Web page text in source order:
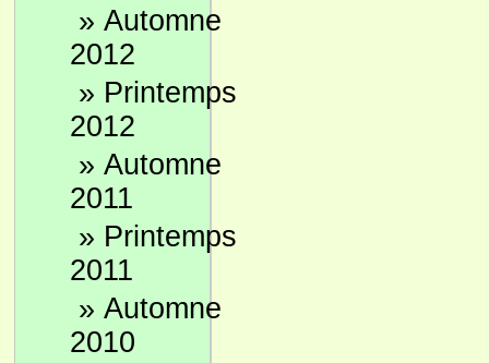
» Automne
2012
» Printemps
2012
» Automne
2011
» Printemps
2011
» Automne
2010